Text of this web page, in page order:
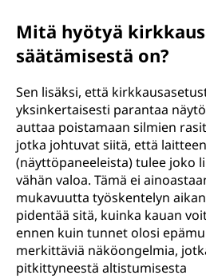
Mitä hyötyä
säätämisestä on?
Sen lisäksi, että
yksinkertaisesti parantaa
auttaa poistamaan silmien
jotka johtuvat siitä, että
(näyttöpaneeleista) tulee joko
vähän valoa. Tämä ei
mukavuutta työskentelyn
pidentää sitä, kuinka kauan
ennen kuin tunnet olosi
merkittäviä näköongelmia,
pitkittyneestä altistumisesta